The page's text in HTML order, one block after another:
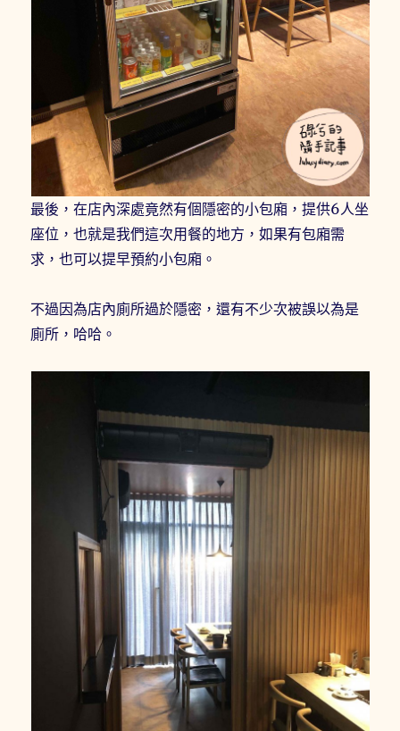
最後，在店內深處竟然有個隱密的小包廂，提供6人坐
座位，也就是我們這次用餐的地方，如果有包廂需
求，也可以提早預約小包廂。
不過因為店內廁所過於隱密，還有不少次被誤以為是
廁所，哈哈。